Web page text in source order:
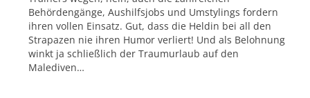
Behördengänge, Aushilfsjobs und Umstylings fordern
ihren vollen Einsatz. Gut, dass die Heldin bei all den
Strapazen nie ihren Humor verliert! Und als Belohnung
winkt ja schließlich der Traumurlaub auf den
Malediven…